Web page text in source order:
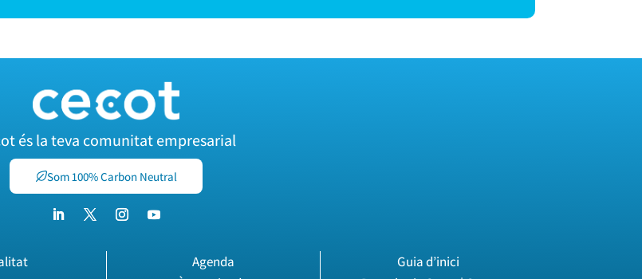
és la teva comunitat empresarial
Som 100% Carbon Neutral
Agenda
Guia d’inici